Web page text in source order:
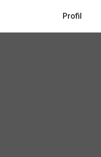
Profil